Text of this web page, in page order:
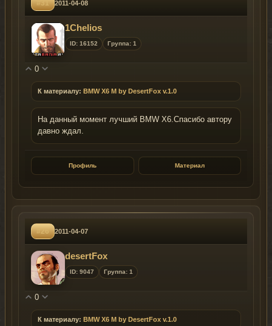
#31 2011-04-08
1Chelios
ID: 16152 Группа: 1
0
К материалу: BMW X6 M by DesertFox v.1.0
На данный момент лучший BMW X6.Спасибо автору
давно ждал.
Профиль Материал
#26 2011-04-07
desertFox
ID: 9047 Группа: 1
0
К материалу: BMW X6 M by DesertFox v.1.0